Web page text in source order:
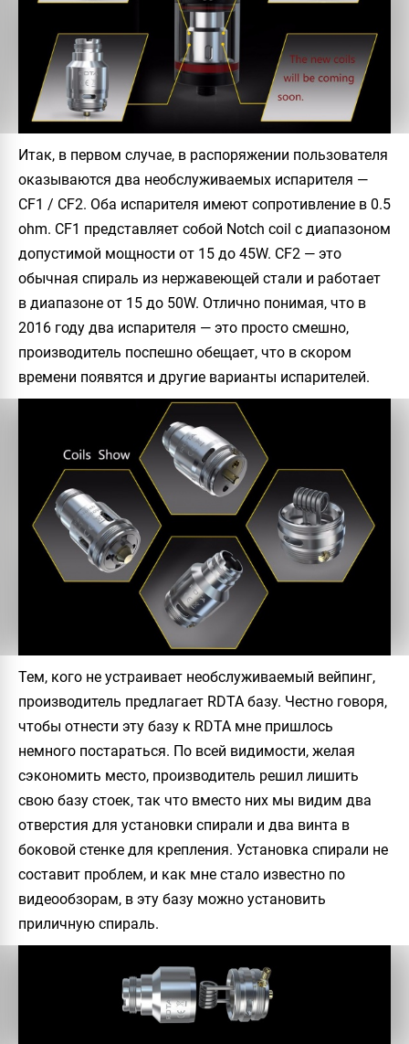
Итак, в первом случае, в распоряжении пользователя
оказываются два необслуживаемых испарителя —
CF1 / CF2. Оба испарителя имеют сопротивление в 0.5
ohm. CF1 представляет собой Notch coil с диапазоном
допустимой мощности от 15 до 45W. CF2 — это
обычная спираль из нержавеющей стали и работает
в диапазоне от 15 до 50W. Отлично понимая, что в
2016 году два испарителя — это просто смешно,
производитель поспешно обещает, что в скором
времени появятся и другие варианты испарителей.
Тем, кого не устраивает необслуживаемый вейпинг,
производитель предлагает RDTA базу. Честно говоря,
чтобы отнести эту базу к RDTA мне пришлось
немного постараться. По всей видимости, желая
сэкономить место, производитель решил лишить
свою базу стоек, так что вместо них мы видим два
отверстия для установки спирали и два винта в
боковой стенке для крепления. Установка спирали не
составит проблем, и как мне стало известно по
видеообзорам, в эту базу можно установить
приличную спираль.